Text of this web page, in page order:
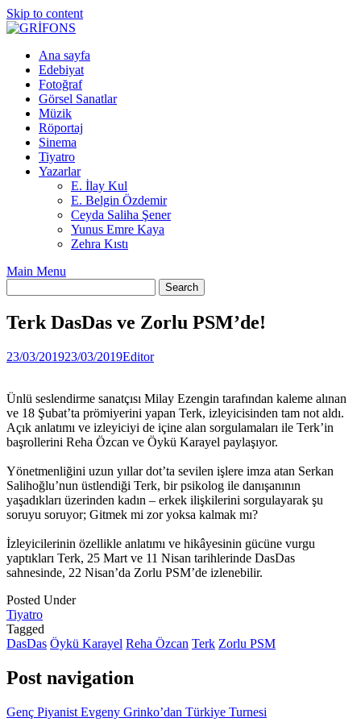
Skip to content
Ana sayfa
Edebiyat
Fotoğraf
Görsel Sanatlar
Müzik
Röportaj
Sinema
Tiyatro
Yazarlar
E. İlay Kul
E. Belgin Özdemir
Ceyda Saliha Şener
Yunus Emre Kaya
Zehra Kıstı
Main Menu
Terk DasDas ve Zorlu PSM’de!
23/03/201923/03/2019Editor
Ünlü seslendirme sanatçısı Milay Ezengin tarafından kaleme alınan
ve 18 Şubat’ta prömiyerini yapan Terk, izleyicisinden tam not aldı.
Açık anlatımı ve izleyiciyi de içine alan sorgulamaları ile Terk’in
başrollerini Reha Özcan ve Öykü Karayel paylaşıyor.
Yönetmenliğini uzun yıllar dot’ta sevilen işlere imza atan Serkan
Salihoğlu’nun üstlendiği Terk, bir psikolog ile danışanının
yaşadıkları üzerinden kadın – erkek ilişkilerini sorgulayarak şu
soruyu soruyor; Gitmek mi zor yoksa kalmak mı?
İzleyicilerinin özellikle anlatımı ve hikâyesinin gücüne vurgu
yaptıkları Terk, 25 Mart ve 11 Nisan tarihlerinde DasDas
sahnesinde, 22 Nisan’da Zorlu PSM’de izlenebilir.
Posted Under
Tiyatro
Tagged
DasDas Öykü Karayel Reha Özcan Terk Zorlu PSM
Post navigation
Genç Piyanist Evgeny Grinko’dan Türkiye Turnesi